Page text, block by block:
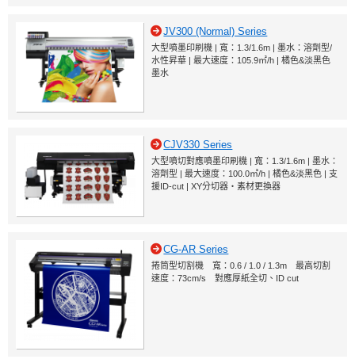
JV300 (Normal) Series
大型噴墨印刷機 | 寬：1.3/1.6m | 墨水：溶劑型/
水性昇華 | 最大速度：105.9㎡/h | 橘色&淡黑色
墨水
CJV330 Series
大型噴切對應噴墨印刷機 | 寬：1.3/1.6m | 墨水：
溶劑型 | 最大速度：100.0㎡/h | 橘色&淡黑色 | 支
援ID-cut | XY分切器・素材更換器
CG-AR Series
捲筒型切割機 寬：0.6 / 1.0 / 1.3m 最高切割
速度：73cm/s 對應厚紙全切、ID cut